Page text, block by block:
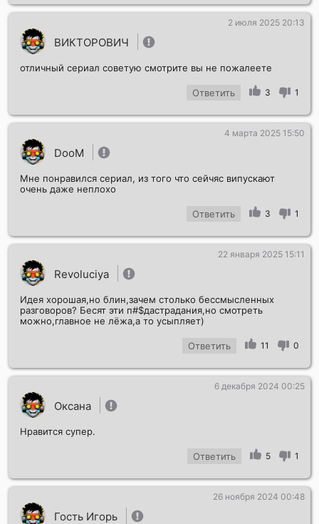
ВИКТОРОВИЧ
2 июля 2025 20:13
отличный сериал советую смотрите вы не пожалеете
Ответить 3 1
DooM
4 марта 2025 15:50
Мне понравился сериал, из того что сейчяс випускают
очень даже неплохо
Ответить 3 1
Revoluciya
22 января 2025 15:11
Идея хорошая,но блин,зачем столько бессмысленных
разговоров? Бесят эти п#$дастрадания,но смотреть
можно,главное не лёжа,а то усыпляет)
Ответить 11 0
Оксана
6 декабря 2024 00:25
Нравится супер.
Ответить 5 1
Гость Игорь
26 ноября 2024 00:48